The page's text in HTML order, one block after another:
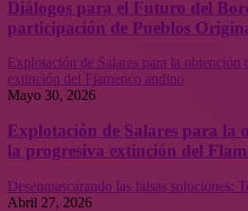
Diálogos para el Futuro del
participación de Pueblos
Explotación de Salares para la
extinción del Flamenco andino
Mayo 30, 2026
Explotación de Salares para la
la progresiva extinción del
Desenmascarando las falsas soluciones:
Abril 27, 2026